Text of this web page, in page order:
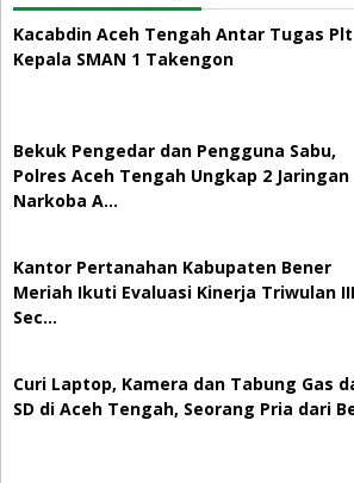
Kacabdin Aceh Tengah Antar Tugas Plt
Kepala SMAN 1 Takengon
Bekuk Pengedar dan Pengguna Sabu,
Polres Aceh Tengah Ungkap 2 Jaringan
Narkoba A…
Kantor Pertanahan Kabupaten Bener
Meriah Ikuti Evaluasi Kinerja Triwulan III
Sec…
Curi Laptop, Kamera dan Tabung Gas
SD di Aceh Tengah, Seorang Pria dari